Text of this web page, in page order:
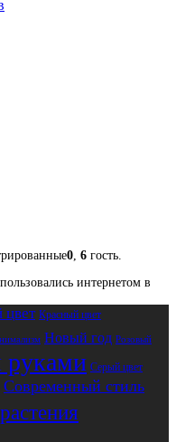
0 6 гость.
интернетом в
цвет Красный цвет
Новый год Розовый
Серый цвет
Современный стиль
растения